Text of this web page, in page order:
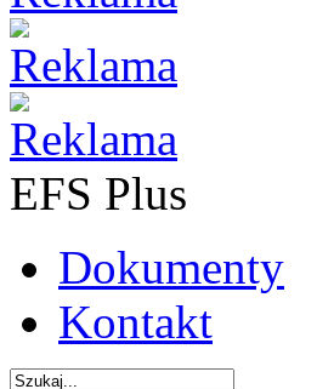
EFS Plus
Dokumenty
Kontakt